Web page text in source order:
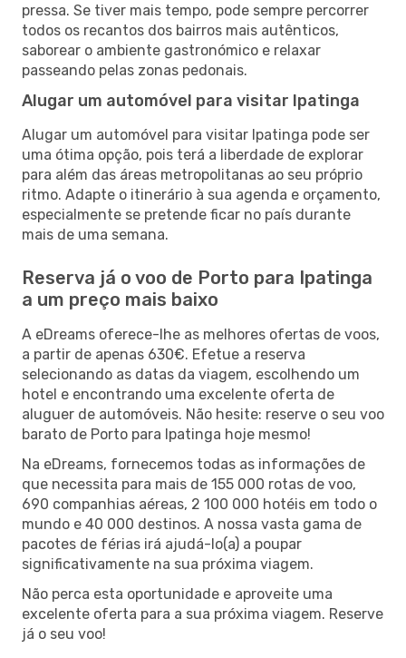
pressa. Se tiver mais tempo, pode sempre percorrer
todos os recantos dos bairros mais autênticos,
saborear o ambiente gastronómico e relaxar
passeando pelas zonas pedonais.
Alugar um automóvel para visitar Ipatinga
Alugar um automóvel para visitar Ipatinga pode ser
uma ótima opção, pois terá a liberdade de explorar
para além das áreas metropolitanas ao seu próprio
ritmo. Adapte o itinerário à sua agenda e orçamento,
especialmente se pretende ficar no país durante
mais de uma semana.
Reserva já o voo de Porto para Ipatinga
a um preço mais baixo
A eDreams oferece-lhe as melhores ofertas de voos,
a partir de apenas 630€. Efetue a reserva
selecionando as datas da viagem, escolhendo um
hotel e encontrando uma excelente oferta de
aluguer de automóveis. Não hesite: reserve o seu voo
barato de Porto para Ipatinga hoje mesmo!
Na eDreams, fornecemos todas as informações de
que necessita para mais de 155 000 rotas de voo,
690 companhias aéreas, 2 100 000 hotéis em todo o
mundo e 40 000 destinos. A nossa vasta gama de
pacotes de férias irá ajudá-lo(a) a poupar
significativamente na sua próxima viagem.
Não perca esta oportunidade e aproveite uma
excelente oferta para a sua próxima viagem. Reserve
já o seu voo!